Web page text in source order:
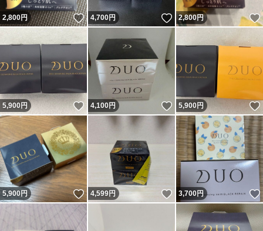
2,800円 いいね！
4,700円 いいね！
2,800円
5,900円 いいね！
4,100円 いいね！
5,900円
5,900円 いいね！
4,599円 いいね！
3,700円